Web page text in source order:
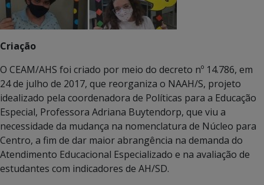
Criação
O CEAM/AHS foi criado por meio do decreto nº 14.786, em
24 de julho de 2017, que reorganiza o NAAH/S, projeto
idealizado pela coordenadora de Políticas para a Educação
Especial, Professora Adriana Buytendorp, que viu a
necessidade da mudança na nomenclatura de Núcleo para
Centro, a fim de dar maior abrangência na demanda do
Atendimento Educacional Especializado e na avaliação de
estudantes com indicadores de AH/SD.